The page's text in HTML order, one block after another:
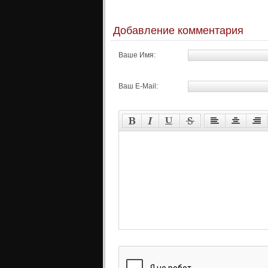
Добавление комментария
Ваше Имя:
Ваш E-Mail: